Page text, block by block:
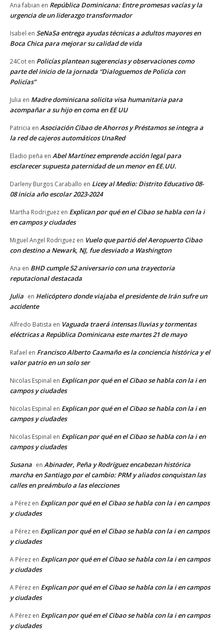
Ana fabian en República Dominicana: Entre promesas vacías y la
urgencia de un liderazgo transformador
Isabel en SeNaSa entrega ayudas técnicas a adultos mayores en
Boca Chica para mejorar su calidad de vida
24Cot en Policías plantean sugerencias y observaciones como
parte del inicio de la jornada “Dialoguemos de Policía con
Policías”
Julia en Madre dominicana solicita visa humanitaria para
acompañar a su hijo en coma en EE UU
Patricia en Asociación Cibao de Ahorros y Préstamos se integra a
la red de cajeros automáticos UnaRed
Eladio peña en Abel Martínez emprende acción legal para
esclarecer supuesta paternidad de un menor en EE.UU.
Darleny Burgos Caraballo en Licey al Medio: Distrito Educativo 08-
08 inicia año escolar 2023-2024
Martha Rodriguez en Explican por qué en el Cibao se habla con la i
en campos y ciudades
Miguel Angel Rodriguez en Vuelo que partió del Aeropuerto Cibao
con destino a Newark, NJ, fue desviado a Washington
Ana en BHD cumple 52 aniversario con una trayectoria
reputacional destacada
Julia en Helicóptero donde viajaba el presidente de Irán sufre un
accidente
Alfredo Batista en Vaguada traerá intensas lluvias y tormentas
eléctricas a República Dominicana este martes 21 de mayo
Rafael en Francisco Alberto Caamaño es la conciencia histórica y el
valor patrio en un solo ser
Nicolas Espinal en Explican por qué en el Cibao se habla con la i en
campos y ciudades
Nicolas Espinal en Explican por qué en el Cibao se habla con la i en
campos y ciudades
Nicolas Espinal en Explican por qué en el Cibao se habla con la i en
campos y ciudades
Susana en Abinader, Peña y Rodríguez encabezan histórica
marcha en Santiago por el cambio: PRM y aliados conquistan las
calles en preámbulo a las elecciones
a Pérez en Explican por qué en el Cibao se habla con la i en campos
y ciudades
a Pérez en Explican por qué en el Cibao se habla con la i en campos
y ciudades
A Pérez en Explican por qué en el Cibao se habla con la i en campos
y ciudades
A Pérez en Explican por qué en el Cibao se habla con la i en campos
y ciudades
A Pérez en Explican por qué en el Cibao se habla con la i en campos
y ciudades